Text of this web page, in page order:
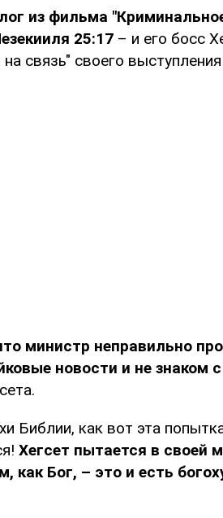
из фильма
25:17 – и его босс
связь" своего
министр неправильно
новости и не знаком
Библии, как вот эта
Хегсет пытается в своей
как Бог, – это и есть